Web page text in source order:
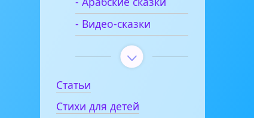
- Видео-сказки
Статьи
Стихи для детей